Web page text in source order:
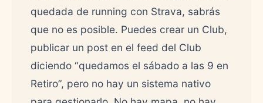
quedada de running con Strava, sabrás
que no es posible. Puedes crear un Club,
publicar un post en el feed del Club
diciendo “quedamos el sábado a las 9 en
Retiro”, pero no hay un sistema nativo